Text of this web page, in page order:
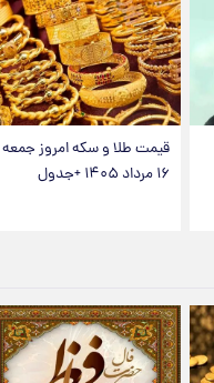
قیمت طلا و سکه امروز جمعه
۱۶ مرداد ۱۴۰۵ +جدول